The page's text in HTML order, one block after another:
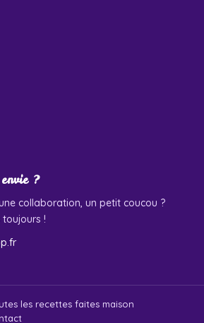
?
collaboration, un petit coucou ?
toujours !
les recettes faites maison